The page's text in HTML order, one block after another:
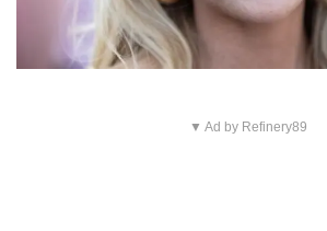
▼ Ad by Refinery89